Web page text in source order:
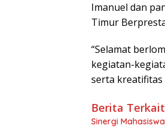
Imanuel dan
Timur
“Selamat
kegiatan-
serta kreatifitas
Berita Terkait
Sinergi